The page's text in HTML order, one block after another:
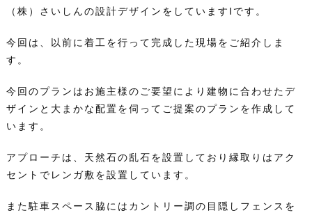
（株）さいしんの設計デザインをしていますIです。
今回は、以前に着工を行って完成した現場をご紹介しま
す。
今回のプランはお施主様のご要望により建物に合わせたデ
ザインと大まかな配置を伺ってご提案のプランを作成して
います。
アプローチは、天然石の乱石を設置しており縁取りはアク
セントでレンガ敷を設置しています。
また駐車スペース脇にはカントリー調の目隠しフェンスを